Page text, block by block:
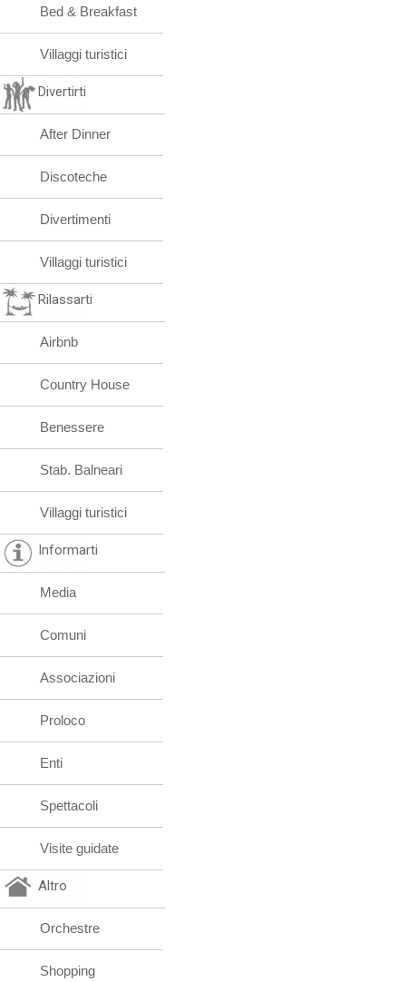
Bed & Breakfast
Villaggi turistici
Divertirti
After Dinner
Discoteche
Divertimenti
Villaggi turistici
Rilassarti
Airbnb
Country House
Benessere
Stab. Balneari
Villaggi turistici
Informarti
Media
Comuni
Associazioni
Proloco
Enti
Spettacoli
Visite guidate
Altro
Orchestre
Shopping